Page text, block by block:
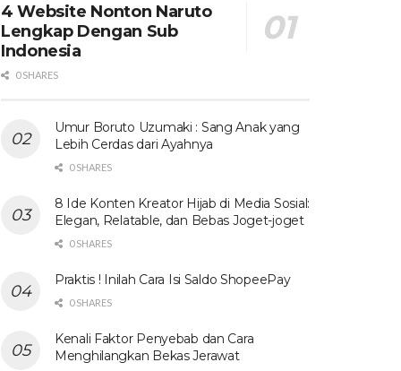
4 Website Nonton Naruto
Lengkap Dengan Sub
Indonesia
0 SHARES
Umur Boruto Uzumaki : Sang Anak yang
Lebih Cerdas dari Ayahnya
0 SHARES
8 Ide Konten Kreator Hijab di Media Sosial:
Elegan, Relatable, dan Bebas Joget-joget
0 SHARES
Praktis ! Inilah Cara Isi Saldo ShopeePay
0 SHARES
Kenali Faktor Penyebab dan Cara
Menghilangkan Bekas Jerawat